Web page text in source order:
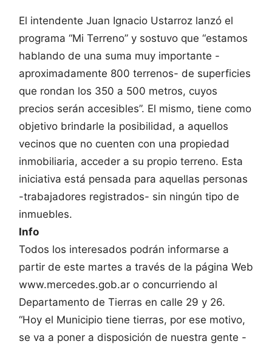
El intendente Juan Ignacio Ustarroz lanzó el
programa “Mi Terreno” y sostuvo que “estamos
hablando de una suma muy importante -
aproximadamente 800 terrenos- de superficies
que rondan los 350 a 500 metros, cuyos
precios serán accesibles”. El mismo, tiene como
objetivo brindarle la posibilidad, a aquellos
vecinos que no cuenten con una propiedad
inmobiliaria, acceder a su propio terreno. Esta
iniciativa está pensada para aquellas personas
-trabajadores registrados- sin ningún tipo de
inmuebles.
Info
Todos los interesados podrán informarse a
partir de este martes a través de la página Web
www.mercedes.gob.ar o concurriendo al
Departamento de Tierras en calle 29 y 26.
“Hoy el Municipio tiene tierras, por ese motivo,
se va a poner a disposición de nuestra gente -